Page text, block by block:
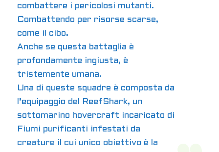
combattere i pericolosi mutanti.
Combattendo per risorse scarse,
come il cibo.
Anche se questa battaglia è
profondamente ingiusta, è
tristemente umana.
Una di queste squadre è composta da
l’equipaggio del ReefShark, un
sottomarino hovercraft incaricato di
Fiumi purificanti infestati da
creature il cui unico obiettivo è la